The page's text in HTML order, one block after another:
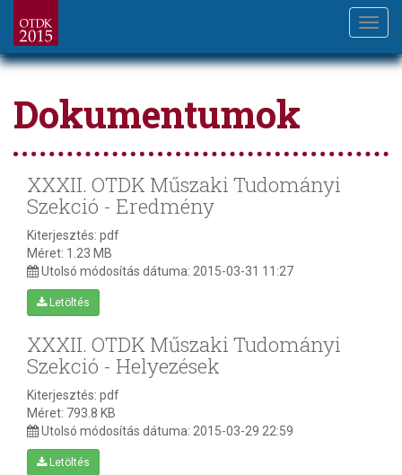
Ugrás
tartalomra
Dokumentumok
XXXII. OTDK Műszaki Tudományi
Szekció - Eredmény
Kiterjesztés: pdf
Méret: 1.23 MB
Utolsó módosítás dátuma: 2015-03-31 11:27
Letöltés
XXXII. OTDK Műszaki Tudományi
Szekció - Helyezések
Kiterjesztés: pdf
Méret: 793.8 KB
Utolsó módosítás dátuma: 2015-03-29 22:59
Letöltés